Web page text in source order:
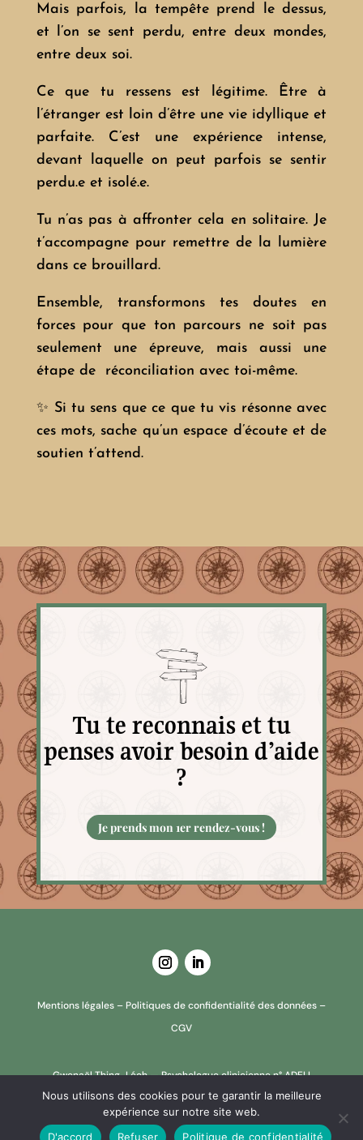
Mais parfois, la tempête prend le dessus,
et l’on se sent perdu, entre deux mondes,
entre deux soi.
Ce que tu ressens est légitime. Être à
l’étranger est loin d’être une vie idyllique et
parfaite. C’est une expérience intense,
devant laquelle on peut parfois se sentir
perdu.e et isolé.e.
Tu n’as pas à affronter cela en solitaire. Je
t’accompagne pour remettre de la lumière
dans ce brouillard.
Ensemble, transformons tes doutes en
forces pour que ton parcours ne soit pas
seulement une épreuve, mais aussi une
étape de réconciliation avec toi-même.
✨ Si tu sens que ce que tu vis résonne avec
ces mots, sache qu’un espace d’écoute et de
soutien t’attend.
Tu te reconnais et tu
penses avoir besoin d’aide
?
Je prends mon 1er rendez-vous !
Mentions légales– Politiques de confidentialité des données–
CGV
Gwenaël Thing-Léoh — Psychologue clinicienne n° ADELI
699352423
Nous utilisons des cookies pour te garantir la meilleure
expérience sur notre site web.
D'accord
Refuser Politique de confidentialité